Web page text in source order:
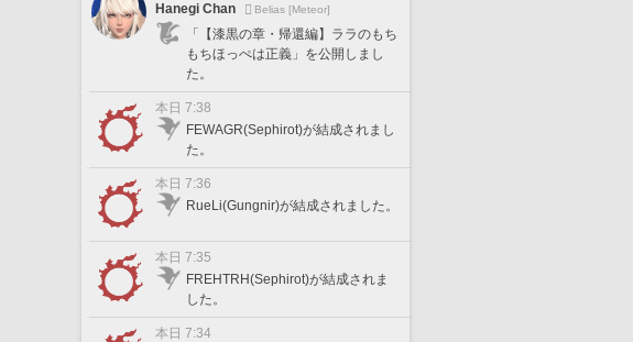
Hanegi Chan
Belias [Meteor]
「【漆黒の章・帰還編】ララのもち
もちほっぺは正義」を公開しまし
た。
本日 7:38
FEWAGR(Sephirot)が結成されまし
た。
本日 7:36
RueLi(Gungnir)が結成されました。
本日 7:35
FREHTRH(Sephirot)が結成されま
した。
本日 7:34